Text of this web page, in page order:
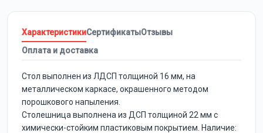
ХарактеристикиСертификатыОтзывы
Оплата и доставка
Стол выполнен из ЛДСП толщиной 16 мм, на
металлическом каркасе, окрашенного методом
порошкового напыления.
Столешница выполнена из ДСП толщиной 22 мм с
химически-стойким пластиковым покрытием. Наличие: